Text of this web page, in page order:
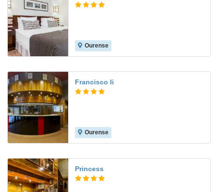
Ourense
Francisco Ii
Ourense
Princess